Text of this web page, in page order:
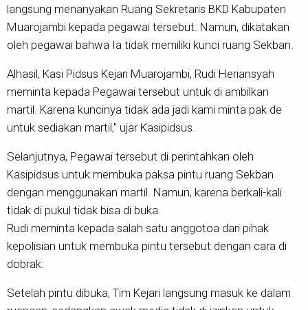
langsung menanyakan Ruang Sekretaris BKD Kabupaten
Muarojambi kepada pegawai tersebut. Namun, dikatakan
oleh pegawai bahwa Ia tidak memiliki kunci ruang Sekban.
Alhasil, Kasi Pidsus Kejari Muarojambi, Rudi Heriansyah
meminta kepada Pegawai tersebut untuk di ambilkan
martil. Karena kuncinya tidak ada jadi kami minta pak de
untuk sediakan martil," ujar Kasipidsus.
Selanjutnya, Pegawai tersebut di perintahkan oleh
Kasipidsus untuk membuka paksa pintu ruang Sekban
dengan menggunakan martil. Namun, karena berkali-kali
tidak di pukul tidak bisa di buka.
Rudi meminta kepada salah satu anggotoa dari pihak
kepolisian untuk membuka pintu tersebut dengan cara di
dobrak.
Setelah pintu dibuka, Tim Kejari langsung masuk ke dalam